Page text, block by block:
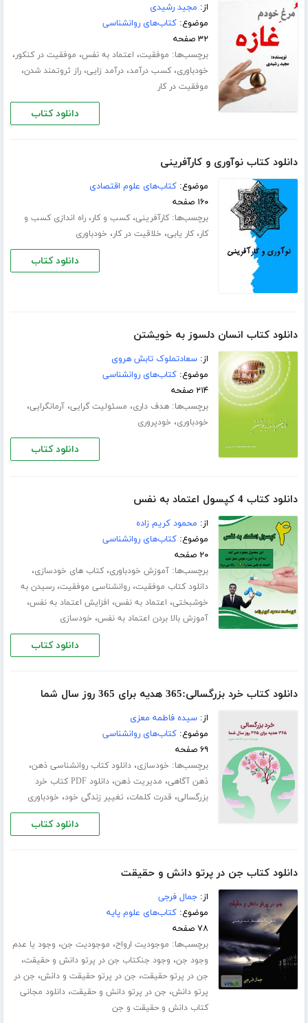
از: مجید رشیدی
موضوع:کتاب‌های روانشناسی
۳۲ صفحه
برچسب‌ها: موفقیت، اعتماد به نفس، موفقیت در کنکور،
خودباوری،کسب درآمد،درآمد زایی،راز ثروتمند شدن،
موفقیت در کار
دانلود کتاب
دانلود کتاب نوآوری و کارآفرینی
موضوع:کتاب‌های علوم اقتصادی
۱۶۰ صفحه
برچسب‌ها:کارآفرینی،کسب و کار،راه اندازی کسب و
کار،کار یابی، خلاقیت در کار، خودباوری
دانلود کتاب
دانلود کتاب انسان دلسوز به خویشتن
از:سعادتملوک تابش هروی
موضوع:کتاب‌های روانشناسی
۲۱۴ صفحه
برچسب‌ها:هدف داری، مسئولیت گرایی،آرمانگرایی،
خودباوری، خودپروری
دانلود کتاب
دانلود کتاب 4 کپسول اعتماد به نفس
از: محمود کریم زاده
موضوع:کتاب‌های روانشناسی
۲۰ صفحه
برچسب‌ها:آموزش خودباوری،کتاب های خودسازی،
دانلود کتاب موفقیت،روانشناسی موفقیت،رسیدن به
خوشبختی، اعتماد به نفس، افزایش اعتماد به نفس،
آموزش بالا بردن اعتماد به نفس، خودسازی
دانلود کتاب
دانلود کتاب خرد بزرگسالی:365 هدیه برای 365 روز سال شما
از:سیده فاطمه معزی
موضوع:کتاب‌های روانشناسی
۶۹ صفحه
برچسب‌ها: خودسازی،دانلود کتاب روانشناسی ذهن،
ذهن آگاهی، مدیریت ذهن،
دانلود PDF کتاب خرد
بزرگسالی، قدرت کلمات، تغییر زندگی خود، خودباوری
دانلود کتاب
دانلود کتاب جن در پرتو دانش و حقیقت
از:جمال فرجی
موضوع:کتاب‌های علوم پایه
۷۸ صفحه
برچسب‌ها: موجودیت ارواح، موجودیت جن، وجود یا عدم
وجود جن، وجود جنکتاب جن در پرتو دانش و حقیقت،
جن در پرتو حقیقت، جن در پرتو حقیقت و دانش، جن در
پرتو دانش، جن در پرتو دانش و حقیقت،دانلود مجانی
کتاب دانش و حقیقت و جن